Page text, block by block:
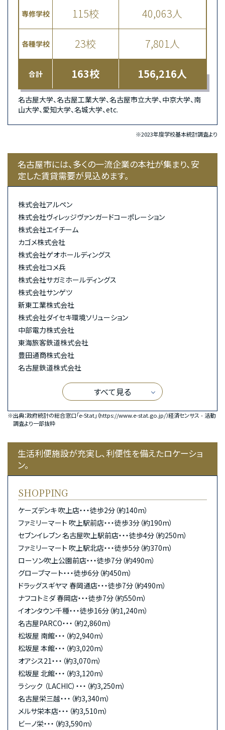
専修学校
各種学校
合計
115校
23校
163校
40,063人
7,801人
156,216人
名古屋大学、名古屋工業大学、名古屋市立大学、中京大学、南
山大学、愛知大学、名城大学、etc.
※2023年度学校基本統計調査より
名古屋市には、多くの一流企業の本社が集まり、安
定した賃貸需要が見込めます。
株式会社アルペン
株式会社ヴィレッジヴァンガードコーポレーション
株式会社エイチーム
カゴメ株式会社
株式会社ゲオホールディングス
株式会社コメ兵
株式会社サガミホールディングス
株式会社サンゲツ
新東工業株式会社
株式会社ダイセキ環境ソリューション
中部電力株式会社
東海旅客鉄道株式会社
豊田通商株式会社
名古屋鉄道株式会社
すべて見る
※出典：政府統計の総合窓口「e-Stat」（https://www.e-stat.go.jp/）経済センサス - 活動
調査より一部抜粋
生活利便施設が充実し、利便性を備えたロケーショ
ン。
SHOPPING
ケーズデンキ 吹上店・・・徒歩2分（約140m）
ファミリーマート 吹上駅前店・・・徒歩3分（約190m）
セブンイレブン 名古屋吹上駅前店・・・徒歩4分（約250m）
ファミリーマート 吹上駅北店・・・徒歩5分（約370m）
ローソン吹上公園前店・・・徒歩7分（約490m）
グローブマート・・・徒歩6分（約450m）
ドラッグスギヤマ 春岡通店・・・徒歩7分（約490m）
ナフコトミダ 春岡店・・・徒歩7分（約550m）
イオンタウン千種・・・徒歩16分（約1,240m）
名古屋PARCO・・・（約2,860m）
松坂屋 南館・・・（約2,940m）
松坂屋 本館・・・（約3,020m）
オアシス21・・・（約3,070m）
松坂屋 北館・・・（約3,120m）
ラシック （LACHIC）・・・（約3,250m）
名古屋栄三越・・・（約3,340m）
メルサ栄本店・・・（約3,510m）
ビーノ栄・・・（約3,590m）